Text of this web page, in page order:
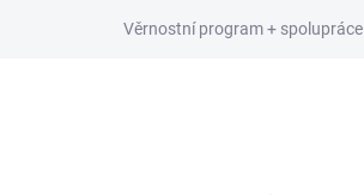
Věrnostní program + spolupráce